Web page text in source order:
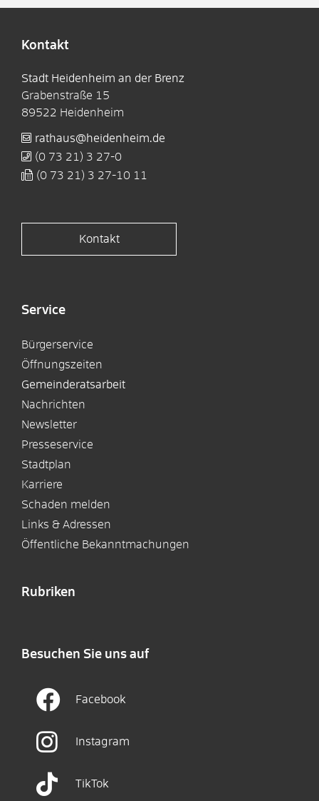
Kontakt
Stadt Heidenheim an der Brenz
Grabenstraße 15
89522 Heidenheim
rathaus@heidenheim.de
(0 73 21) 3 27-0
(0 73 21) 3 27-10 11
Kontakt
Service
Bürgerservice
Öffnungszeiten
Gemeinderatsarbeit
Nachrichten
Newsletter
Presseservice
Stadtplan
Karriere
Schaden melden
Links & Adressen
Öffentliche Bekanntmachungen
Rubriken
Besuchen Sie uns auf
Facebook
Instagram
TikTok